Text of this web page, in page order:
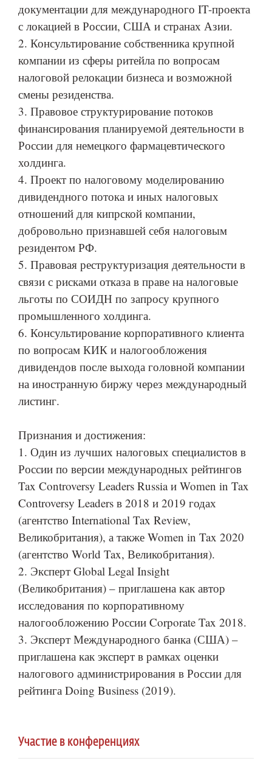
документации для международного IT-проекта
с локацией в России, США и странах Азии.
2. Консультирование собственника крупной
компании из сферы ритейла по вопросам
налоговой релокации бизнеса и возможной
смены резиденства.
3. Правовое структурирование потоков
финансирования планируемой деятельности в
России для немецкого фармацевтического
холдинга.
4. Проект по налоговому моделированию
дивидендного потока и иных налоговых
отношений для кипрской компании,
добровольно признавшей себя налоговым
резидентом РФ.
5. Правовая реструктуризация деятельности в
связи с рисками отказа в праве на налоговые
льготы по СОИДН по запросу крупного
промышленного холдинга.
6. Консультирование корпоративного клиента
по вопросам КИК и налогообложения
дивидендов после выхода головной компании
на иностранную биржу через международный
листинг.
Признания и достижения:
1. Один из лучших налоговых специалистов в
России по версии международных рейтингов
Tax Controversy Leaders Russia и Women in Tax
Controversy Leaders в 2018 и 2019 годах
(агентство International Tax Review,
Великобритания), а также Women in Tax 2020
(агентство World Tax, Великобритания).
2. Эксперт Global Legal Insight
(Великобритания) – приглашена как автор
исследования по корпоративному
налогообложению России Corporate Tax 2018.
3. Эксперт Международного банка (США) –
приглашена как эксперт в рамках оценки
налогового администрирования в России для
рейтинга Doing Business (2019).
Участие в конференциях